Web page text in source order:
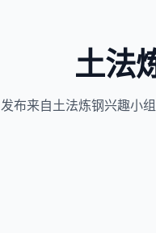
土法
发布来自土法炼钢兴趣小